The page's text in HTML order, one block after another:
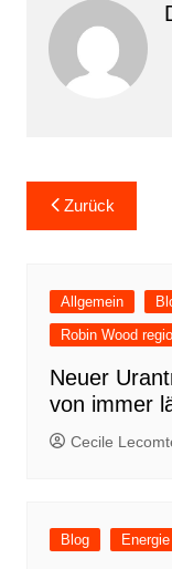
Zurück
Allgemein
Robin Wood
Neuer
von immer
Cecile
Blog Energie